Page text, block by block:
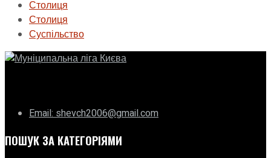
Столиця
Столиця
Суспільство
Email: shevch2006@gmail.com
ПОШУК ЗА КАТЕГОРІЯМИ